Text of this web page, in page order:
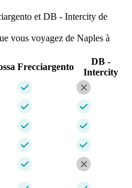
et DB - Intercity de
vous voyagez de Naples à
Frecciargento
DB -
Intercity